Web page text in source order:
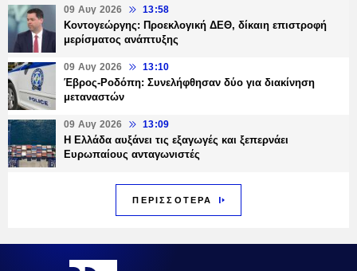
09 Αυγ 2026 13:58
Κοντογεώργης: Προεκλογική ΔΕΘ, δίκαιη επιστροφή
μερίσματος ανάπτυξης
09 Αυγ 2026 13:10
Έβρος-Ροδόπη: Συνελήφθησαν δύο για διακίνηση
μεταναστών
09 Αυγ 2026 13:09
Η Ελλάδα αυξάνει τις εξαγωγές και ξεπερνάει
Ευρωπαίους ανταγωνιστές
ΠΕΡΙΣΣΟΤΕΡΑ